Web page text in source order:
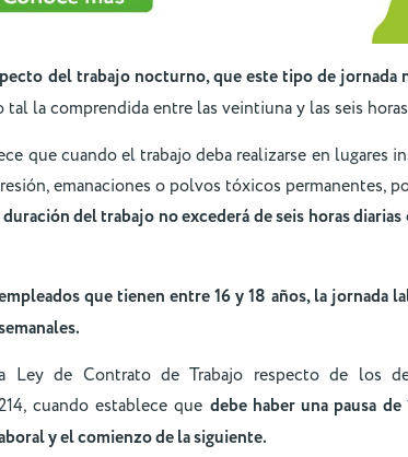
del trabajo nocturno, que este tipo de jornada
tal la comprendida entre las veintiuna y las seis
que cuando el trabajo deba realizarse en lugares
emanaciones o polvos tóxicos permanentes,
duración del trabajo no excederá de seis horas
que tienen entre 16 y 18 años, la jornada
Ley de Contrato de Trabajo respecto de los
cuando establece que debe haber una pausa de
y el comienzo de la siguiente.